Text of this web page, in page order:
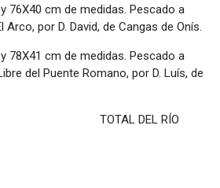
76X40 cm de medidas. Pescado a
por D. David, de Cangas de Onís.
78X41 cm de medidas. Pescado a
del Puente Romano, por D. Luís, de
TOTAL DEL RÍO